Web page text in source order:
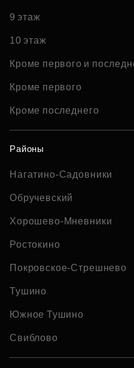
9 этаж
10 этаж
Кроме первого и
Кроме первого
Кроме последнего
Районы
Нагатино-Садовники
Обручевский
Хорошево-Мневники
Ростокино
Покровское-Стрешнево
Тушино
Южное Тушино
Свиблово